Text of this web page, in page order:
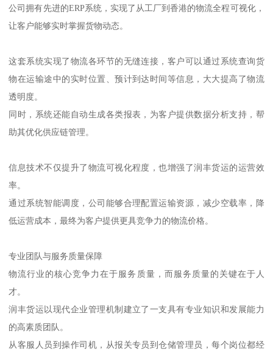
公司拥有先进的ERP系统，实现了从工厂到香港的物流全程可视化，
让客户能够实时掌握货物动态。
这套系统实现了物流各环节的无缝连接，客户可以通过系统查询货
物在运输途中的实时位置、预计到达时间等信息，大大提高了物流
透明度。
同时，系统还能自动生成各类报表，为客户提供数据分析支持，帮
助其优化供应链管理。
信息技术不仅提升了物流可视化程度，也增强了润丰货运的运营效
率。
通过系统智能调度，公司能够合理配置运输资源，减少空载率，降
低运营成本，最终为客户提供更具竞争力的物流价格。
专业团队与服务质量保障
物流行业的核心竞争力在于服务质量，而服务质量的关键在于人
才。
润丰货运以现代企业管理机制建立了一支具有专业知识和发展能力
的高素质团队。
从客服人员到操作司机，从报关专员到仓储管理员，每个岗位都经